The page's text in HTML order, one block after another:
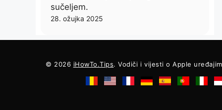
sučeljem.
28. ožujka 2025
© 2026 iHowTo.Tips. Vodiči i vijesti o Apple